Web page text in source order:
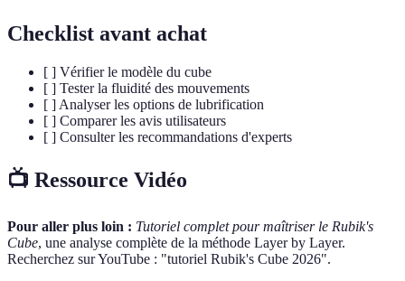
Checklist avant achat
[ ] Vérifier le modèle du cube
[ ] Tester la fluidité des mouvements
[ ] Analyser les options de lubrification
[ ] Comparer les avis utilisateurs
[ ] Consulter les recommandations d'experts
📺 Ressource Vidéo
Pour aller plus loin : Tutoriel complet pour maîtriser le Rubik's
Cube, une analyse complète de la méthode Layer by Layer.
Recherchez sur YouTube : "tutoriel Rubik's Cube 2026".